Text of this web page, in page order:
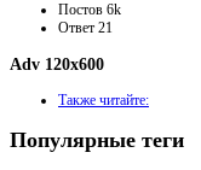
Постов 6k
Ответ 21
Adv 120x600
Также читайте:
Популярные теги